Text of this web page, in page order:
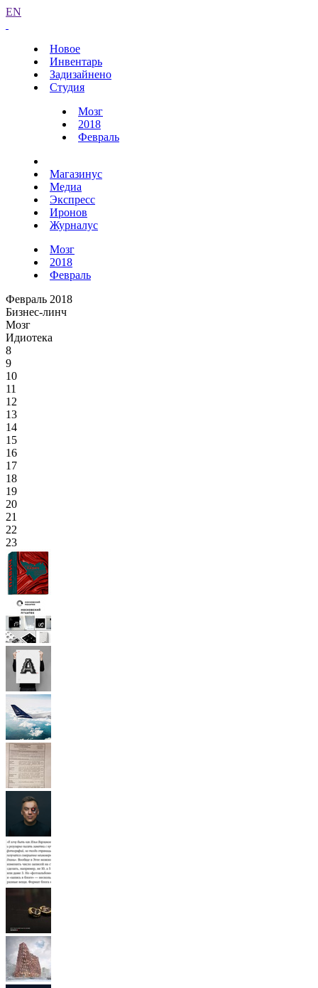
EN
Новое
Инвентарь
Задизайнено
Студия
Мозг
2018
Февраль
Магазинус
Медиа
Экспресс
Иронов
Журналус
Мозг
2018
Февраль
Февраль 2018
Бизнес-линч
Мозг
Идиотека
8
9
10
11
12
13
14
15
16
17
18
19
20
21
22
23